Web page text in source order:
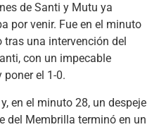
de Santi y Mutu ya
por venir. Fue en el minuto
una intervención del
con un impecable
el 1-0.
en el minuto 28, un despeje
del Membrilla terminó en un